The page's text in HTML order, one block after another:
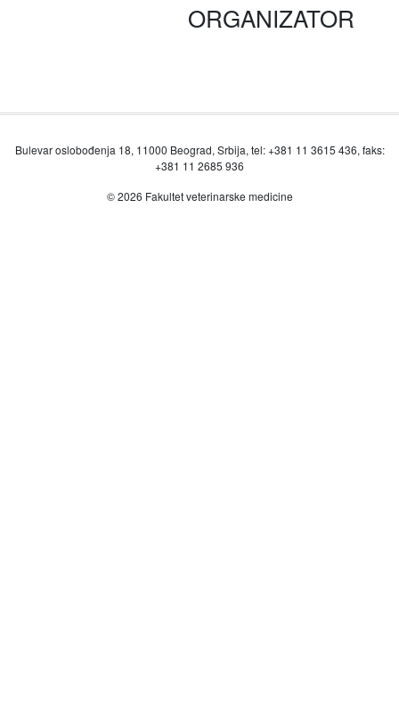
ORGANIZATOR
Bulevar oslobođenja 18, 11000 Beograd, Srbija, tel: +381 11 3615 436, faks:
+381 11 2685 936
© 2026 Fakultet veterinarske medicine